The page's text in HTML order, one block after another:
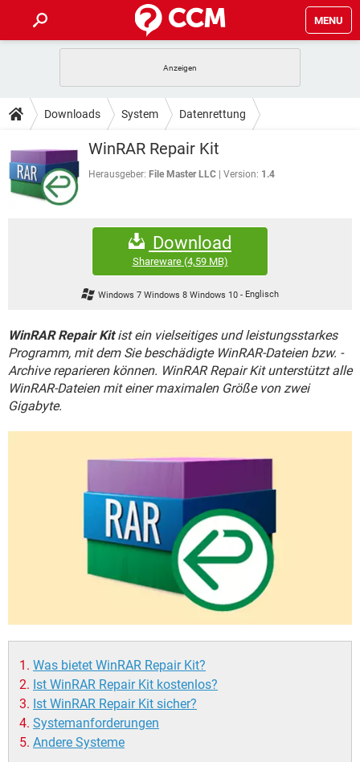
MENU
ANDROID IOS
INSTAGRAM
WHATSAPP TIKTOK
FACEBOOK
TIPPS & TRICKS
SPIELE
ANDROID
WINDOWS 10
HARDWARE
SPIELE STREAMING
ANDROID
INSTAGRAM
TIKTOK
FORUM
IOS
INSTAGRAM
TIKTOK
STREAMING
WHATSAPP TIKTOK
FACEBOOK HARDWARE
Downloads System Datenrettung
WinRAR Repair Kit
Herausgeber: File Master LLC Version: 1.4
Download
Shareware(4,59 MB)
Windows 7 Windows 8 Windows 10 - Englisch
WinRAR Repair Kitist ein vielseitiges und leistungsstarkes
Programm, mit dem Sie beschädigte WinRAR-Dateien bzw. -
Archive reparieren können. WinRAR Repair Kit unterstützt alle
WinRAR-Dateien mit einer maximalen Größe von zwei
Gigabyte.
Was bietet WinRAR Repair Kit?
Ist WinRAR Repair Kit kostenlos?
Ist WinRAR Repair Kit sicher?
Systemanforderungen
Andere Systeme